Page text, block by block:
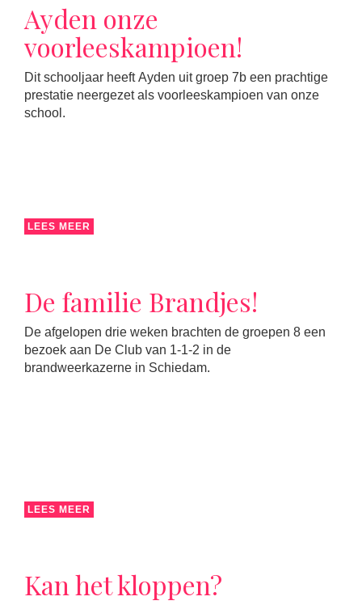
Ayden onze
voorleeskampioen!
Dit schooljaar heeft Ayden uit groep 7b een prachtige
prestatie neergezet als voorleeskampioen van onze
school.
LEES MEER
De familie Brandjes!
De afgelopen drie weken brachten de groepen 8 een
bezoek aan De Club van 1-1-2 in de
brandweerkazerne in Schiedam.
LEES MEER
Kan het kloppen?